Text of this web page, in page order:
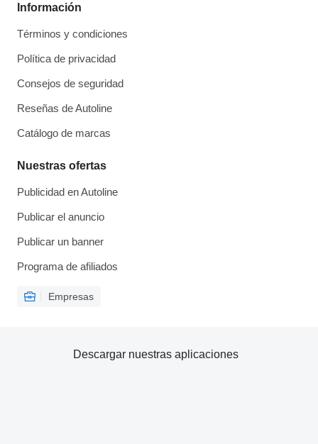
Información
Términos y condiciones
Política de privacidad
Consejos de seguridad
Reseñas de Autoline
Catálogo de marcas
Nuestras ofertas
Publicidad en Autoline
Publicar el anuncio
Publicar un banner
Programa de afiliados
Empresas
Descargar nuestras aplicaciones